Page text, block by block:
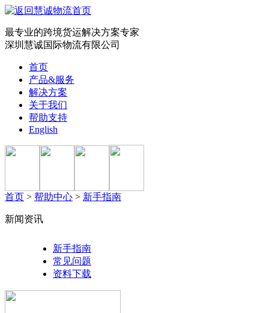
最专业的跨境货运解决方案专家
深圳慧诚国际物流有限公司
首页
产品&服务
解决方案
关于我们
帮助支持
English
首页 > 帮助中心 > 新手指南
新闻资讯
新手指南
常见问题
资料下载